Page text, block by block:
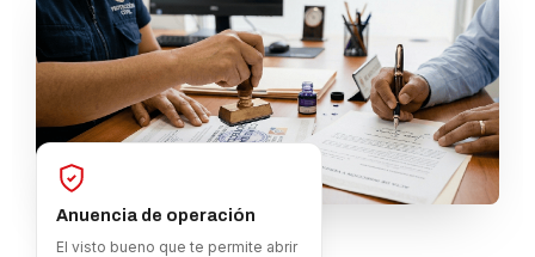
Anuencia de operación
El visto bueno que te permite abrir